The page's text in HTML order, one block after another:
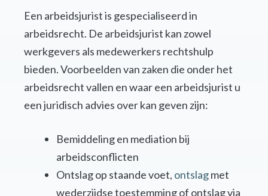
Een arbeidsjurist is gespecialiseerd in
arbeidsrecht. De arbeidsjurist kan zowel
werkgevers als medewerkers rechtshulp
bieden. Voorbeelden van zaken die onder het
arbeidsrecht vallen en waar een arbeidsjurist u
een juridisch advies over kan geven zijn:
Bemiddeling en mediation bij
arbeidsconflicten
Ontslag op staande voet, ontslagmet
wederzijdse toestemming of ontslag via